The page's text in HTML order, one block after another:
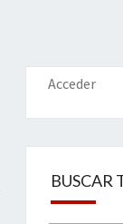
Acceder
BUSCAR